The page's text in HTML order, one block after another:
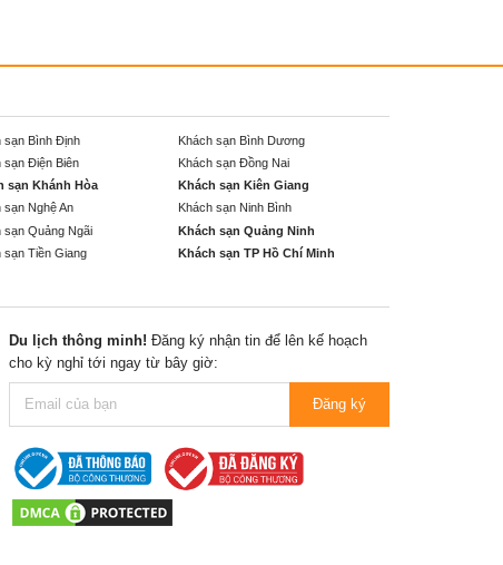
sạn Bình Định
Khách sạn Bình Dương
sạn Điện Biên
Khách sạn Đồng Nai
sạn Khánh Hòa
Khách sạn Kiên Giang
sạn Nghệ An
Khách sạn Ninh Bình
sạn Quảng Ngãi
Khách sạn Quảng Ninh
sạn Tiền Giang
Khách sạn TP Hồ Chí Minh
Du lịch thông minh! Đăng ký nhận tin để lên kế hoạch
cho kỳ nghỉ tới ngay từ bây giờ:
Đăng ký